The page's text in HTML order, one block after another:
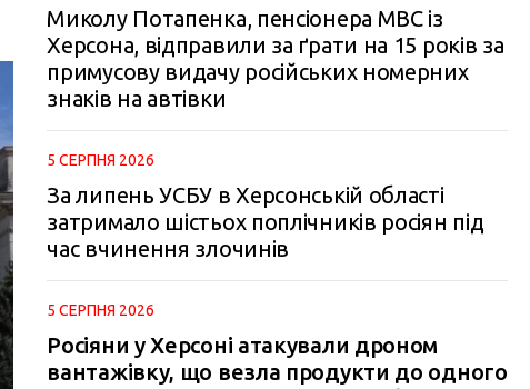
Миколу Потапенка, пенсіонера МВС із
Херсона, відправили за ґрати на 15 років за
примусову видачу російських номерних
знаків на автівки
5 СЕРПНЯ 2026
За липень УСБУ в Херсонській області
затримало шістьох поплічників росіян під
час вчинення злочинів
5 СЕРПНЯ 2026
Росіяни у Херсоні атакували дроном
вантажівку, що везла продукти до одного